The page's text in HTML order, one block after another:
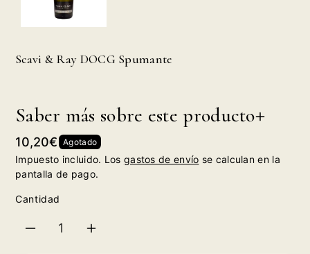
Scavi & Ray DOCG Spumante
Saber más sobre este producto
Precio
habitual
10,20€ Agotado
Impuesto incluido. Los gastos de envío se calculan en la
pantalla de pago.
Cantidad